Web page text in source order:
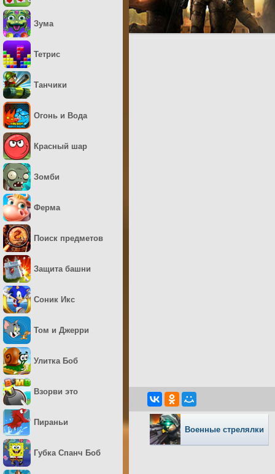
Военные стрелялки
Зума
Тетрис
Танчики
Огонь и Вода
Красный шар
Зомби
Ферма
Поиск предметов
Защита башни
Соник Икс
Том и Джерри
Улитка Боб
Взорви это
Пираньи
Губка Спанч Боб